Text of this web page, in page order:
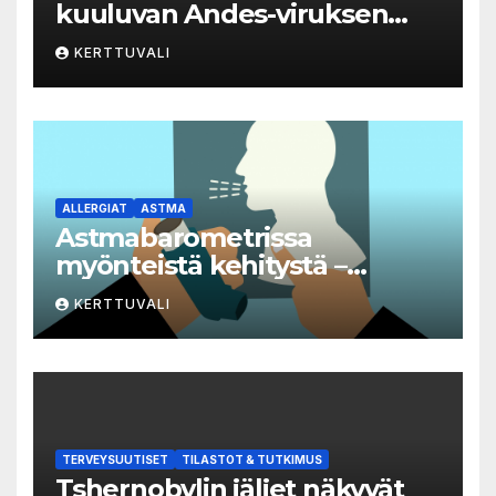
kuuluvan Andes-viruksen
aiheuttaman taudin
yleisvaarallisten
tartuntatautien luetteloon
KERTTUVALI
ALLERGIAT ASTMA
Astmabarometrissa
myönteistä kehitystä –
astman seurantaa edelleen
kehitettävä
KERTTUVALI
TERVEYSUUTISET TILASTOT & TUTKIMUS
Tshernobylin jäljet näkyvät